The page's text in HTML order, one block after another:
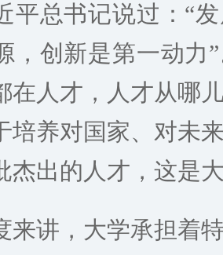
平总书记说过：“
，创新是第一动力
在人才，人才从哪
培养对国家、对未
杰出的人才，这是
来讲，大学承担着